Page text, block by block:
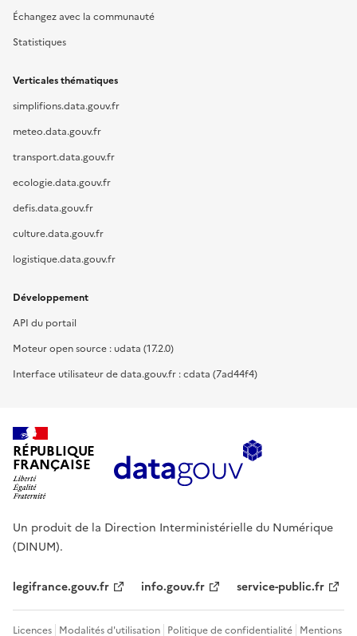
Échangez avec la communauté
Statistiques
Verticales thématiques
simplifions.data.gouv.fr
meteo.data.gouv.fr
transport.data.gouv.fr
ecologie.data.gouv.fr
defis.data.gouv.fr
culture.data.gouv.fr
logistique.data.gouv.fr
Développement
API du portail
Moteur open source : udata (17.2.0)
Interface utilisateur de data.gouv.fr : cdata (7ad44f4)
RÉPUBLIQUE
FRANÇAISE
Un produit de la Direction Interministérielle du Numérique
(DINUM).
legifrance.gouv.fr info.gouv.fr service-public.fr
Licences Modalités d'utilisation Politique de confidentialité Mentions